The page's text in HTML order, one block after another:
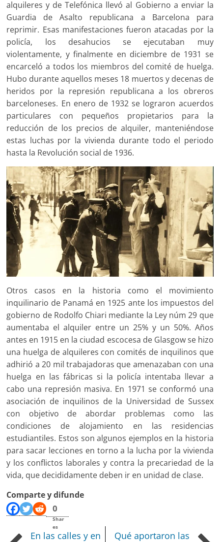
alquileres y de Telefónica llevó al Gobierno a enviar la
Guardia de Asalto republicana a Barcelona para
reprimir. Esas manifestaciones fueron atacadas por la
policía, los desahucios se ejecutaban muy
violentamente, y finalmente en diciembre de 1931 se
encarceló a todos los miembros del comité de huelga.
Hubo durante aquellos meses 18 muertos y decenas de
heridos por la represión republicana a los obreros
barceloneses. En enero de 1932 se lograron acuerdos
particulares con pequeños propietarios para la
reducción de los precios de alquiler, manteniéndose
estas luchas por la vivienda durante todo el periodo
hasta la Revolución social de 1936.
Otros casos en la historia como el movimiento
inquilinario de Panamá en 1925 ante los impuestos del
gobierno de Rodolfo Chiari mediante la Ley núm 29 que
aumentaba el alquiler entre un 25% y un 50%. Años
antes en 1915 en la ciudad escocesa de Glasgow se hizo
una huelga de alquileres con comités de inquilinos que
adhirió a 20 mil trabajadoras que amenazaban con una
huelga en las fábricas si la policía intentaba llevar a
cabo una represión masiva. En 1971 se conformó una
asociación de inquilinos de la Universidad de Sussex
con objetivo de abordar problemas como las
condiciones de alojamiento en las residencias
estudiantiles. Estos son algunos ejemplos en la historia
para sacar lecciones en torno a la lucha por la vivienda
y los conflictos laborales y contra la precariedad de la
vida, que decididamente deben ir en unidad de clase.
Comparte y difunde
0
Shar
es
En las calles y en
Qué aportaron las